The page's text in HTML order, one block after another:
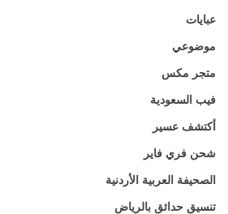
عبايات
موضوعي
متجر مكس
فيب السعودية
أكتشف عسير
شحن فري فاير
الصحيفة العربية الأردنية
تنسيق حدائق بالرياض